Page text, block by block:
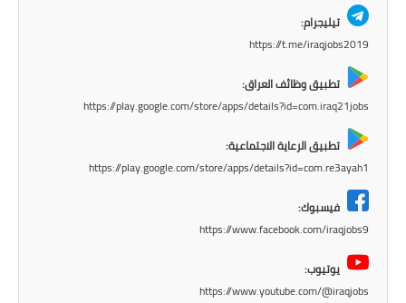
صحة وطب
تيليجرام:
https://t.me/iraqjobs2019
تطبيق وظائف العراق:
https://play.google.com/store/apps/details?id=com.iraq21jobs
تطبيق الرعاية الاجتماعية:
https://play.google.com/store/apps/details?id=com.re3ayah1
فيسبوك:
https://www.facebook.com/iraqjobs9
يوتيوب:
https://www.youtube.com/@iraqjobs